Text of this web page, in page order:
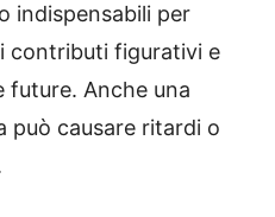
indispensabili per
contributi figurativi e
future. Anche una
può causare ritardi o